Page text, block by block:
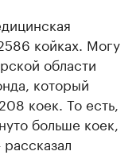
койках. Могу
области
который
коек. То есть,
больше коек,